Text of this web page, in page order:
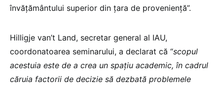
învăţământului superior din ţara de provenienţă”.
Hilligje van’t Land, secretar general al IAU,
coordonatoarea seminarului, a declarat că “scopul
acestuia este de a crea un spaţiu academic, în cadrul
căruia factorii de decizie să dezbată problemele